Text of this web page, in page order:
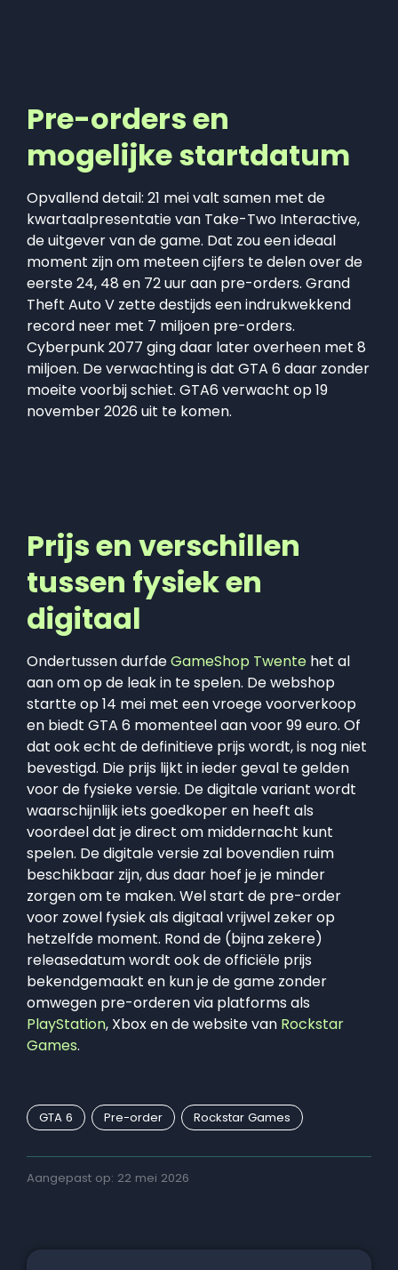
Pre-orders en
mogelijke startdatum
Opvallend detail: 21 mei valt samen met de
kwartaalpresentatie van Take-Two Interactive,
de uitgever van de game. Dat zou een ideaal
moment zijn om meteen cijfers te delen over de
eerste 24, 48 en 72 uur aan pre-orders. Grand
Theft Auto V zette destijds een indrukwekkend
record neer met 7 miljoen pre-orders.
Cyberpunk 2077 ging daar later overheen met 8
miljoen. De verwachting is dat GTA 6 daar zonder
moeite voorbij schiet. GTA6 verwacht op 19
november 2026 uit te komen.
Prijs en verschillen
tussen fysiek en
digitaal
Ondertussen durfdeGameShop Twente het al
aan om op de leak in te spelen. De webshop
startte op 14 mei met een vroege voorverkoop
en biedt GTA 6 momenteel aan voor 99 euro. Of
dat ook echt de definitieve prijs wordt, is nog niet
bevestigd. Die prijs lijkt in ieder geval te gelden
voor de fysieke versie. De digitale variant wordt
waarschijnlijk iets goedkoper en heeft als
voordeel dat je direct om middernacht kunt
spelen. De digitale versie zal bovendien ruim
beschikbaar zijn, dus daar hoef je je minder
zorgen om te maken. Wel start de pre-order
voor zowel fysiek als digitaal vrijwel zeker op
hetzelfde moment. Rond de (bijna zekere)
releasedatum wordt ook de officiële prijs
bekendgemaakt en kun je de game zonder
omwegen pre-orderen via platforms als
PlayStation, Xbox en de website van Rockstar
Games.
GTA 6 Pre-order Rockstar Games
Aangepast op: 22 mei 2026